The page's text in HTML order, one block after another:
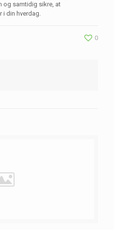
og samtidig sikre, at
i din hverdag.
0